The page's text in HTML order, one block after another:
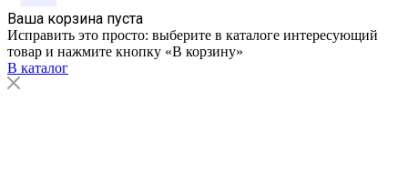
Ваша корзина пуста
Исправить это просто: выберите в каталоге интересующий
товар и нажмите кнопку «В корзину»
В каталог